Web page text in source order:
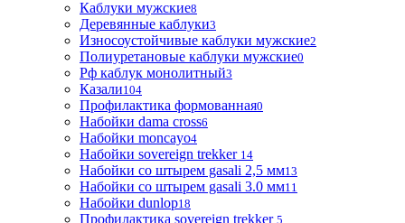
Каблуки мужские8
Деревянные каблуки3
Износоустойчивые каблуки мужские2
Полиуретановые каблуки мужские0
Рф каблук монолитный3
Казали104
Профилактика формованная0
Набойки dama cross6
Набойки moncayo4
Набойки sovereign trekker 14
Набойки со штырем gasali 2,5 мм13
Набойки со штырем gasali 3.0 мм11
Набойки dunlop18
Профилактика sovereign trekker 5